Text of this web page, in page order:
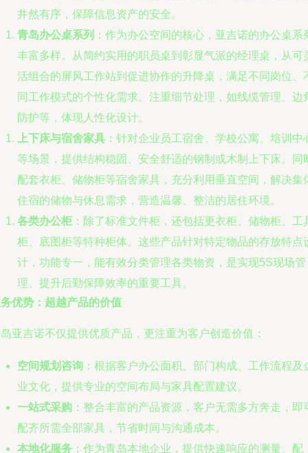
井然有序，保障信息资产的安全。
青岛办公桌系列 ：作为办公空间的核心，亚吉诺的办公桌系
丰富多样。从简约实用的职员桌到彰显气派的经理桌，从可
活组合的屏风工作站到促进协作的升降桌，满足不同岗位、
同工作模式的个性化需求。注重细节处理，如线缆管理、边
防护等，体现人性化设计。
上下床与宿舍家具 ：针对企业员工宿舍、学校公寓、培训中
等场景，提供结构稳固、安全舒适的钢制或木制上下床。同
配套衣柜、储物柜等宿舍家具，充分利用垂直空间，解决集
住宿的储物与休息需求，营造温馨、整洁的居住环境。
各类办公柜 ：除了标准文件柜，还包括更衣柜、储物柜、工
柜、底图柜等特种柜体。这些产品针对特定物品的存放特点
计，功能专一，能有效分类管理各类物资，是实现5S现场管
理、提升后勤保障效率的重要工具。
优势：超越产品的价值
亚吉诺不仅提供优质产品，更注重为客户创造价值：
空间规划咨询 ：根据客户办公面积、部门构成、工作流程及
业文化，提供专业的空间布局与家具配置建议。
一站式采购 ：整合丰富的产品资源，客户无需多方奔走，即
配齐所需全部家具，节省时间与沟通成本。
本地化服务 ：作为青岛本地企业，提供快速响应的测量、配